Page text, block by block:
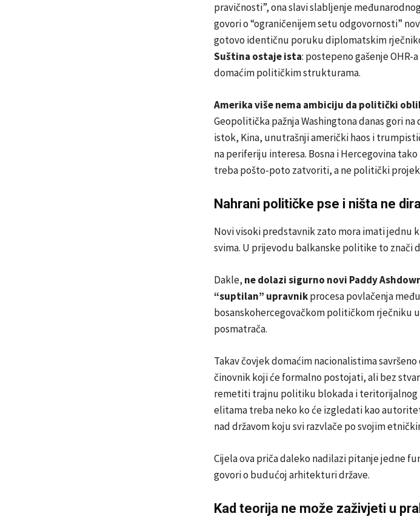
pravičnosti”, ona slavi slabljenje
govori o “ograničenijem setu odgovornosti”
gotovo identičnu poruku diplomatskim
Suština ostaje ista: postepeno gašenje OHR-
domaćim političkim strukturama.
Amerika više nema ambiciju da politički
Geopolitička pažnja Washingtona danas gori
istok, Kina, unutrašnji američki haos i
na periferiju interesa. Bosna i Hercegovina
treba pošto-poto zatvoriti, a ne politički
Nahrani političke pse i ništa ne
Novi visoki predstavnik zato mora imati jednu
svima. U prijevodu balkanske politike to znači
Dakle, ne dolazi sigurno novi Paddy
“suptilan” upravnikprocesa povlačenja
bosanskohercegovačkom političkom rječniku
posmatrača.
Takav čovjek domaćim nacionalistima
činovnik koji će formalno postojati, ali bez
remetiti trajnu politiku blokada i teritorijalnog
elitama treba neko ko će izgledati kao
nad državom koju svi razvlače po svojim
Cijela ova priča daleko nadilazi pitanje jedne
govori o budućoj arhitekturi države.
Kad teorija ne može zaživjeti u